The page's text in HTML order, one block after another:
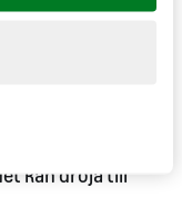
bästa
kan dröja till